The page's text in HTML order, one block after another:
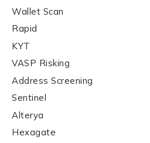
Wallet Scan
Rapid
KYT
VASP Risking
Address Screening
Sentinel
Alterya
Hexagate